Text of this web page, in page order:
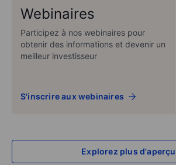
Webinaires
Participez à nos webinaires pour
obtenir des informations et devenir un
meilleur investisseur
S'inscrire aux webinaires
Explorez plus